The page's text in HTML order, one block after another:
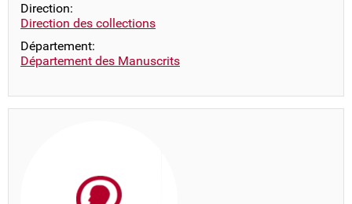
Direction:
Direction des collections
Département:
Département des Manuscrits